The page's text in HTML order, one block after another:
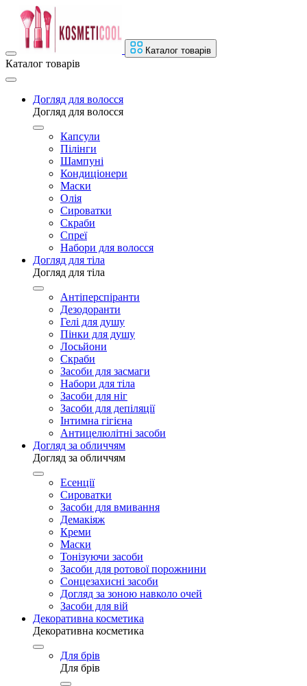
Каталог товарів
Каталог товарів
Догляд для волосся
Догляд для волосся
Капсули
Пілінги
Шампуні
Кондиціонери
Маски
Олія
Сироватки
Скраби
Спреї
Набори для волосся
Догляд для тіла
Догляд для тіла
Антіперспіранти
Дезодоранти
Гелі для душу
Пінки для душу
Лосьйони
Скраби
Засоби для засмаги
Набори для тіла
Засоби для ніг
Засоби для депіляції
Інтимна гігієна
Антицелюлітні засоби
Догляд за обличчям
Догляд за обличчям
Есенції
Сироватки
Засоби для вмивання
Демакіяж
Креми
Маски
Тонізуючи засоби
Засоби для ротової порожнини
Сонцезахисні засоби
Догляд за зоною навколо очей
Засоби для вій
Декоративна косметика
Декоративна косметика
Для брів
Для брів